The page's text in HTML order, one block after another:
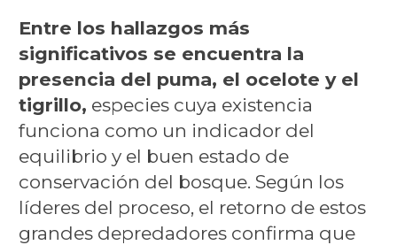
Entre los hallazgos más
significativos se encuentra la
presencia del puma, el ocelote y el
tigrillo, especies cuya existencia
funciona como un indicador del
equilibrio y el buen estado de
conservación del bosque. Según los
líderes del proceso, el retorno de estos
grandes depredadores confirma que